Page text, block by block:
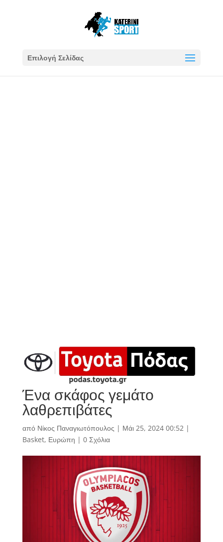
Επιλογή Σελίδας
Ένα σκάφος γεμάτο
λαθρεπιβάτες
από Νίκος Παναγιωτόπουλος | Μάι 25, 2024 00:52|
Basket, Ευρώπη | 0 Σχόλια